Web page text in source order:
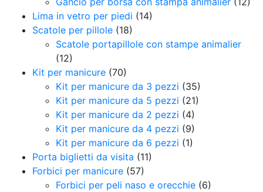
Lima in vetro per piedi (14)
Scatole per pillole (18)
Scatole portapillole con stampe animalier
(12)
Kit per manicure (70)
Kit per manicure da 3 pezzi (35)
Kit per manicure da 5 pezzi (21)
Kit per manicure da 2 pezzi (4)
Kit per manicure da 4 pezzi (9)
Kit per manicure da 6 pezzi (1)
Porta biglietti da visita (11)
Forbici per manicure (57)
Forbici per peli naso e orecchie (6)